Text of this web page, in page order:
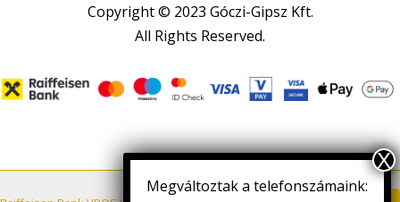
Copyright © 2023 Góczi-Gipsz Kft.
All Rights Reserved.
Megváltoztak a telefonszámaink: